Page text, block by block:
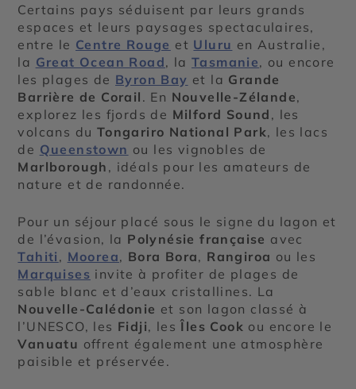
Certains pays séduisent par leurs grands
espaces et leurs paysages spectaculaires,
entre le Centre Rouge et Uluru en Australie,
la Great Ocean Road, laTasmanie, ou encore
les plages de Byron Bay et la Grande
Barrière de Corail . En Nouvelle-Zélande,
explorez les fjords de Milford Sound , les
volcans du Tongariro National Park, les lacs
de Queenstown ou les vignobles de
Marlborough , idéals pour les amateurs de
nature et de randonnée.
Pour un séjour placé sous le signe du lagon et
de l’évasion, la Polynésie française avec
Tahiti , Moorea, Bora Bora, Rangiroa ou les
Marquises invite à profiter de plages de
sable blanc et d’eaux cristallines. La
Nouvelle-Calédonie et son lagon classé à
l’UNESCO, les Fidji, lesÎles Cook ou encore le
Vanuatu offrent également une atmosphère
paisible et préservée.